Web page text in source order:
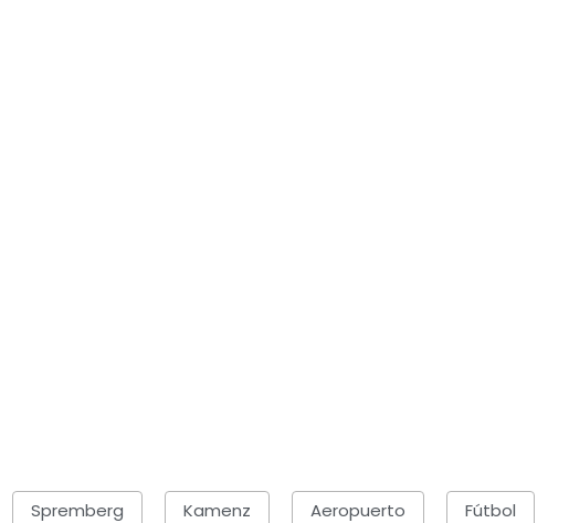
Spremberg Kamenz Aeropuerto Fútbol